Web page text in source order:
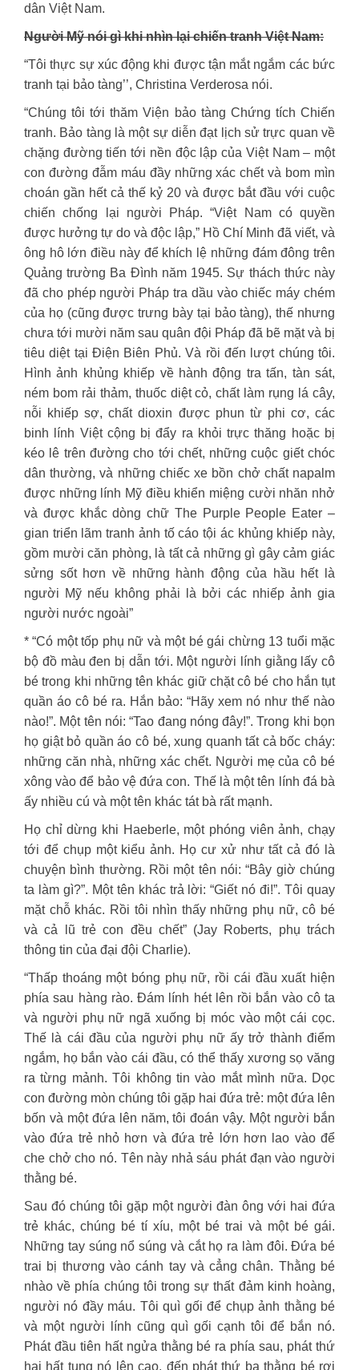
dân Việt Nam.
Người Mỹ nói gì khi nhìn lại chiến tranh Việt Nam:
“Tôi thực sự xúc động khi được tận mắt ngắm các bức
tranh tại bảo tàng’’, Christina Verderosa nói.
“Chúng tôi tới thăm Viện bảo tàng Chứng tích Chiến
tranh. Bảo tàng là một sự diễn đạt lịch sử trực quan về
chặng đường tiến tới nền độc lập của Việt Nam – một
con đường đẫm máu đầy những xác chết và bom mìn
choán gần hết cả thế kỷ 20 và được bắt đầu với cuộc
chiến chống lại người Pháp. “Việt Nam có quyền
được hưởng tự do và độc lập,” Hồ Chí Minh đã viết, và
ông hô lớn điều này để khích lệ những đám đông trên
Quảng trường Ba Đình năm 1945. Sự thách thức này
đã cho phép người Pháp tra dầu vào chiếc máy chém
của họ (cũng được trưng bày tại bảo tàng), thế nhưng
chưa tới mười năm sau quân đội Pháp đã bẽ mặt và bị
tiêu diệt tại Điện Biên Phủ. Và rồi đến lượt chúng tôi.
Hình ảnh khủng khiếp về hành động tra tấn, tàn sát,
ném bom rải thảm, thuốc diệt cỏ, chất làm rụng lá cây,
nỗi khiếp sợ, chất dioxin được phun từ phi cơ, các
binh lính Việt cộng bị đẩy ra khỏi trực thăng hoặc bị
kéo lê trên đường cho tới chết, những cuộc giết chóc
dân thường, và những chiếc xe bồn chở chất napalm
được những lính Mỹ điều khiển miệng cười nhăn nhở
và được khắc dòng chữ The Purple People Eater –
gian triển lãm tranh ảnh tố cáo tội ác khủng khiếp này,
gồm mười căn phòng, là tất cả những gì gây cảm giác
sửng sốt hơn về những hành động của hầu hết là
người Mỹ nếu không phải là bởi các nhiếp ảnh gia
người nước ngoài”
* “Có một tốp phụ nữ và một bé gái chừng 13 tuổi mặc
bộ đồ màu đen bị dẫn tới. Một người lính giằng lấy cô
bé trong khi những tên khác giữ chặt cô bé cho hắn tụt
quần áo cô bé ra. Hắn bảo: “Hãy xem nó như thế nào
nào!”. Một tên nói: “Tao đang nóng đây!”. Trong khi bọn
họ giật bỏ quần áo cô bé, xung quanh tất cả bốc cháy:
những căn nhà, những xác chết. Người mẹ của cô bé
xông vào để bảo vệ đứa con. Thế là một tên lính đá bà
ấy nhiều cú và một tên khác tát bà rất mạnh.
Họ chỉ dừng khi Haeberle, một phóng viên ảnh, chạy
tới để chụp một kiểu ảnh. Họ cư xử như tất cả đó là
chuyện bình thường. Rồi một tên nói: “Bây giờ chúng
ta làm gì?”. Một tên khác trả lời: “Giết nó đi!”. Tôi quay
mặt chỗ khác. Rồi tôi nhìn thấy những phụ nữ, cô bé
và cả lũ trẻ con đều chết” (Jay Roberts, phụ trách
thông tin của đại đội Charlie).
“Thấp thoáng một bóng phụ nữ, rồi cái đầu xuất hiện
phía sau hàng rào. Đám lính hét lên rồi bắn vào cô ta
và người phụ nữ ngã xuống bị móc vào một cái cọc.
Thế là cái đầu của người phụ nữ ấy trở thành điểm
ngắm, họ bắn vào cái đầu, có thể thấy xương sọ văng
ra từng mảnh. Tôi không tin vào mắt mình nữa. Dọc
con đường mòn chúng tôi gặp hai đứa trẻ: một đứa lên
bốn và một đứa lên năm, tôi đoán vậy. Một người bắn
vào đứa trẻ nhỏ hơn và đứa trẻ lớn hơn lao vào để
che chở cho nó. Tên này nhả sáu phát đạn vào người
thằng bé.
Sau đó chúng tôi gặp một người đàn ông với hai đứa
trẻ khác, chúng bé tí xíu, một bé trai và một bé gái.
Những tay súng nổ súng và cắt họ ra làm đôi. Đứa bé
trai bị thương vào cánh tay và cẳng chân. Thằng bé
nhào về phía chúng tôi trong sự thất đảm kinh hoàng,
người nó đầy máu. Tôi quì gối để chụp ảnh thằng bé
và một người lính cũng quì gối cạnh tôi để bắn nó.
Phát đầu tiên hất ngửa thằng bé ra phía sau, phát thứ
hai hất tung nó lên cao, đến phát thứ ba thằng bé rơi